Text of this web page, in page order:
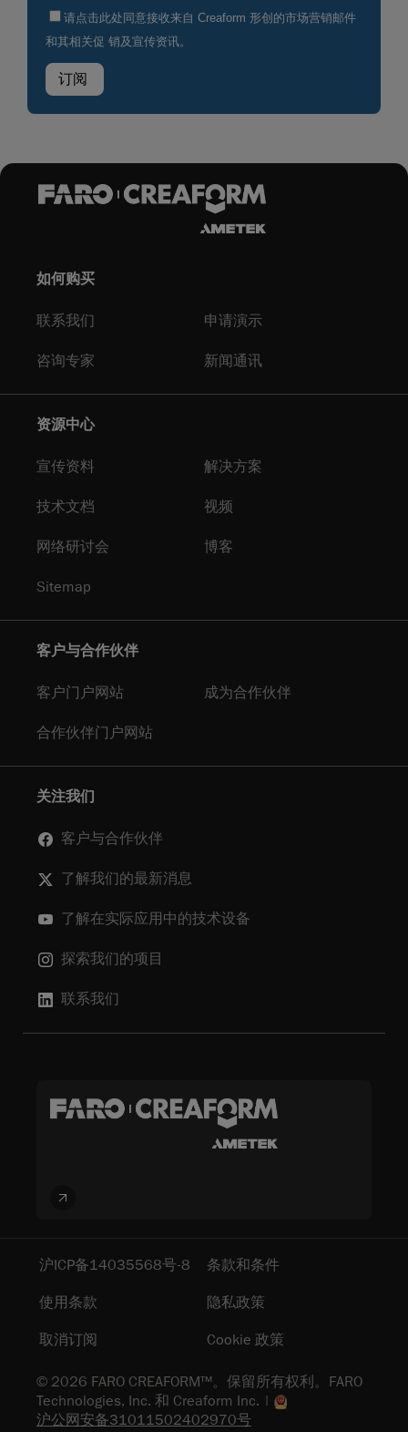
如何购买
联系我们 申请演示
咨询专家 新闻通讯
资源中心
宣传资料 解决方案
技术文档 视频
网络研讨会 博客
Sitemap
客户与合作伙伴
客户门户网站 成为合作伙伴
合作伙伴门户网站
关注我们
客户与合作伙伴
了解我们的最新消息
了解在实际应用中的技术设备
探索我们的项目
联系我们
© 2026 FARO CREAFORM™。保留所有权利。FARO
Technologies, Inc. 和 Creaform Inc. |
沪公网安备31011502402970号
沪ICP备14035568号-8 条款和条件
使用条款 隐私政策
取消订阅 Cookie 政策